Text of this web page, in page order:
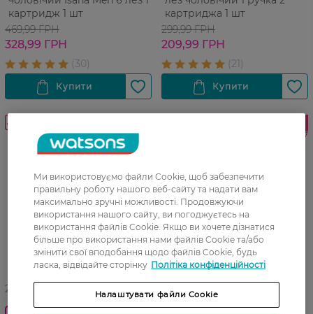
картридж 1 шт
469,99 ГРН
328,99 ГРН
картриджа 1 шт
299,99 ГРН
209,99 ГРН
-26%
27 07 - 23 08
продажів
Ми використовуємо файли Cookie, щоб забезпечити
правильну роботу нашого веб-сайту та надати вам
максимально зручні можливості. Продовжуючи
використання нашого сайту, ви погоджуєтесь на
використання файлів Cookie. Якщо ви хочете дізнатися
більше про використання нами файлів Cookie та/або
змінити свої вподобання щодо файлів Cookie, будь
ласка, відвідайте сторінку Політіка конфіденційності
Налаштувати файли Cookie